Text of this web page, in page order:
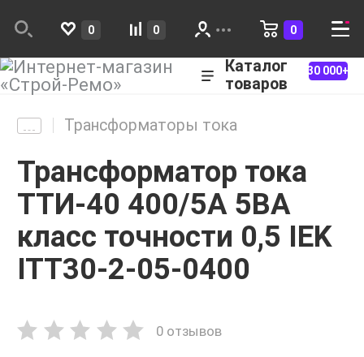
0 0 0
Каталог
товаров
30 000+
Трансформаторы тока
Трансформатор тока
ТТИ-40 400/5А 5ВА
класс точности 0,5 IEK
ITT30-2-05-0400
0 отзывов